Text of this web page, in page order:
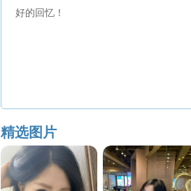
好的回忆！
精选图片